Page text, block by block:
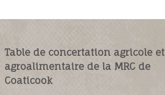
Table de concertation agricole et
agroalimentaire de la MRC de
Coaticook